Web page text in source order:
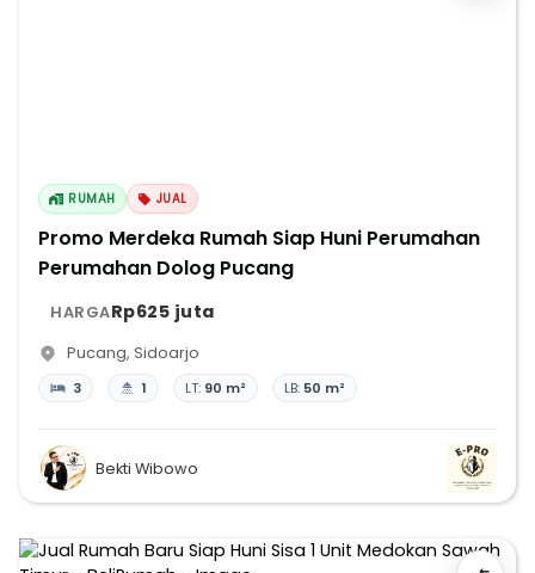
RUMAH JUAL
Promo Merdeka Rumah Siap Huni Perumahan
Perumahan Dolog Pucang
HARGARp625 juta
Pucang, Sidoarjo
3 1 LT: 90 m² LB: 50 m²
Bekti Wibowo